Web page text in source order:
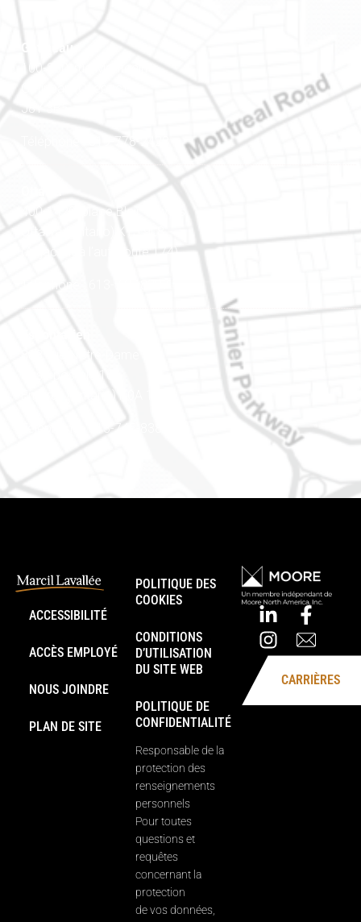
Gatineau
100-200, rue Montcalm
Gatineau (Québec)
J8Y 3B5
Téléphone : 819-778-2428
400-1420, place Blair Towers
Ottawa (Ontario) K1J 9L8
(Adjacent à l’autoroute 174)
Téléphone : 613-745-8387
Est ontarien
888, rue Notre-Dame
Case postale 101
Embrun (Ontario) K0A 1W1
Téléphone : 613-745-8387
ACCESSIBILITÉ
ACCÈS EMPLOYÉ
NOUS JOINDRE
PLAN DE SITE
POLITIQUE DES
COOKIES
CONDITIONS
D’UTILISATION
DU SITE WEB
POLITIQUE DE
CONFIDENTIALITÉ
Responsable de la
protection des
renseignements
personnels
Pour toutes
questions et
requêtes
concernant la
protection
de vos données,
CARRIÈRES